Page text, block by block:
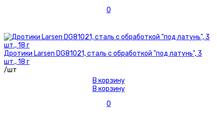
0
Дротики Larsen DG81021, сталь с обработкой "под латунь", 3
шт., 18 г
/шт
В корзину
В корзину
0